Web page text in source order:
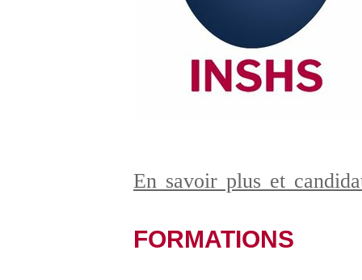
En savoir plus et
FORMATIONS